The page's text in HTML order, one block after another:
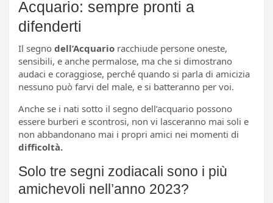
Acquario: sempre pronti a
difenderti
Il segno dell’Acquario racchiude persone oneste,
sensibili, e anche permalose, ma che si dimostrano
audaci e coraggiose, perché quando si parla di amicizia
nessuno può farvi del male, e si batteranno per voi.
Anche se i nati sotto il segno dell’acquario possono
essere burberi e scontrosi, non vi lasceranno mai soli e
non abbandonano mai i propri amici nei momenti di
difficoltà.
Solo tre segni zodiacali sono i più
amichevoli nell’anno 2023?